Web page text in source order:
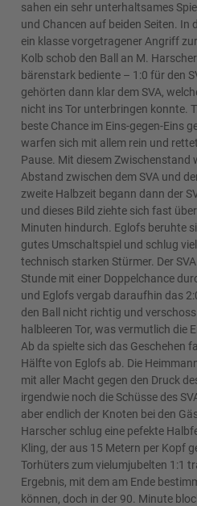
sahen ein sehr unterhaltsames
und Chancen auf beiden Seiten. In
ein klasse vorgetragener Angriff
Kolb schob den Ball an M.
bärenstark bediente – 1:0 für den
gehörten dann klar dem SVA,
nicht ins Tor unterbringen konnte.
beste Chance im Eins-gegen-Eins
warfen sich mit allem rein und
Pause. Mit diesem Zwischenstand
Abstand zwischen dem SVA und
zweite Halbzeit begann dann der
und dieses Bild ziehte sich fast
Minuten hindurch. Eglofs beruhte
gutes Umschaltspiel und schlug
technisch starken Stürmer. Der
Stunde mit einer Doppelchance
und Eglofs vergab daraufhin das
den Ball nicht richtig und
halbleeren Tor, was vermutlich die
Ab da spielte sich das Geschehen
Hälfte von Eglofs ab. Die
mit aller Macht gegen den Druck
irgendwie noch die Schüsse des
aber endlich der Knoten bei den
Harscher schlug eine pefekte
Kling, der aus 15 Metern per Kopf
Torhüters zum vielumjubelten 1:1
Ergebnis, mit dem am Ende
können, doch in der 90. Minute